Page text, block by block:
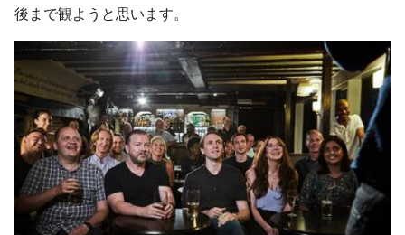
後まで観ようと思います。